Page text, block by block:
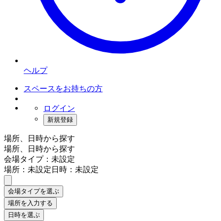
ヘルプ
スペースをお持ちの方
ログイン
新規登録
場所、日時から探す
場所、日時から探す
会場タイプ：未設定
場所：未設定日時：未設定
会場タイプを選ぶ
場所を入力する
日時を選ぶ